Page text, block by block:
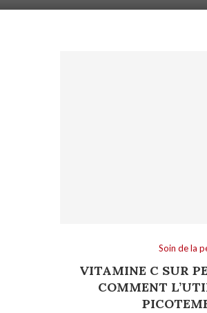
Soin de la
VITAMINE C SUR
COMMENT